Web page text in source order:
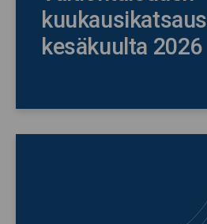
kuukausikatsaus
kesäkuulta 2026